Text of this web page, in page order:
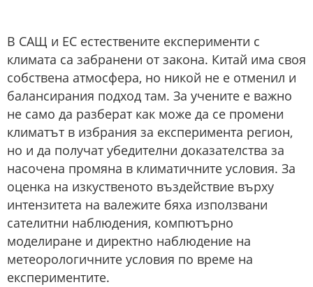
В САЩ и ЕС естествените експерименти с
климата са забранени от закона. Китай има своя
собствена атмосфера, но никой не е отменил и
балансирания подход там. За учените е важно
не само да разберат как може да се промени
климатът в избрания за експеримента регион,
но и да получат убедителни доказателства за
насочена промяна в климатичните условия. За
оценка на изкуственото въздействие върху
интензитета на валежите бяха използвани
сателитни наблюдения, компютърно
моделиране и директно наблюдение на
метеорологичните условия по време на
експериментите.